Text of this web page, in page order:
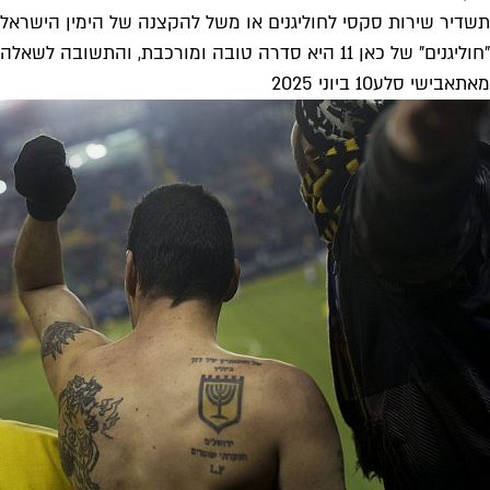
תשדיר שירות סקסי לחוליגנים או משל להקצנה של הימין
"חוליגנים" של כאן 11 היא סדרה טובה ומורכבת, והתשובה לשאלה שבכותרת היא גם וגם. היא סדרה הארדקור, לא קלה לצפייה, וסצנות...
מאתאבישי סלע10 ביוני 2025